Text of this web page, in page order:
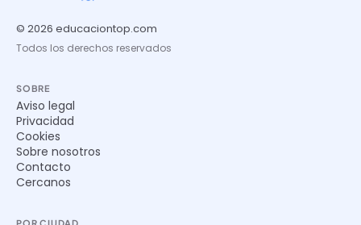
© 2026 educaciontop.com
Todos los derechos reservados
SOBRE
Aviso legal
Privacidad
Cookies
Sobre nosotros
Contacto
Cercanos